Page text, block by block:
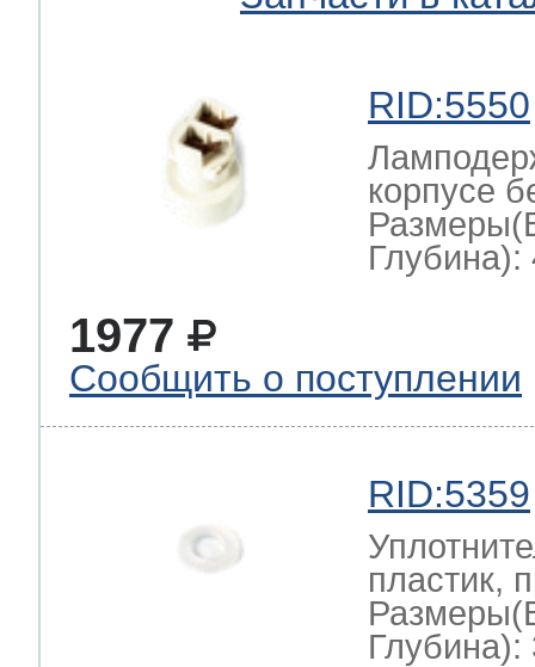
RID:5550
корпусе
Глубина):
1977
Сообщить о поступлении
RID:5359
пластик,
Глубина):